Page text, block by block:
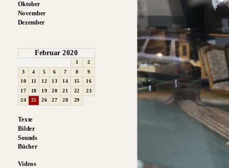
Oktober
November
Dezember
Februar 2020
1
2
3
4 5 6 7 8 9
10 11 12 13 14 15
16
17
18 19 20 21 22 23
24 25 26 27 28 29
Texte
Bilder
Sounds
Bücher
Videos